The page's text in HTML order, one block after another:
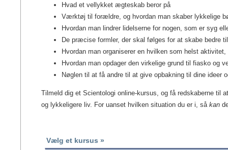
Hvad et vellykket ægteskab beror på
Værktøj til forældre, og hvordan man skaber lykkelige
Hvordan man lindrer lidelserne for nogen, som er syg
De præcise formler, der skal følges for at skabe bedre
Hvordan man organiserer en hvilken som helst
Hvordan man opdager den virkelige grund til fiasko og
Nøglen til at få andre til at give opbakning til dine ideer
Tilmeld dig et Scientologi online-kursus, og få redskaberne til
og lykkeligere liv. For uanset hvilken situation du er i, så kan
Vælg et kursus »